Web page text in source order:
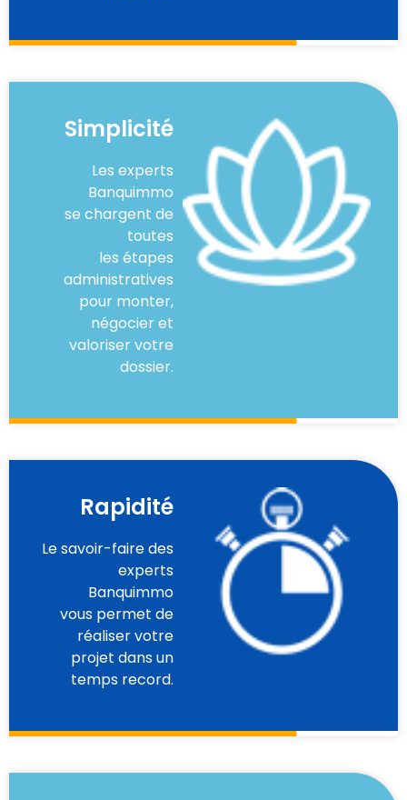
Simplicité
Les experts
Banquimmo
se chargent de
toutes
les étapes
administratives
pour monter,
négocier et
valoriser votre
dossier.
Rapidité
Le savoir-faire des
experts
Banquimmo
vous permet de
réaliser votre
projet dans un
temps record.